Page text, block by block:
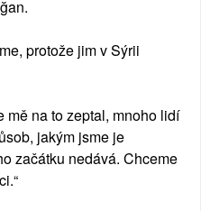
protože jim v Sýrii
mě na to zeptal, mnoho lidí
jakým jsme je
začátku nedává. Chceme